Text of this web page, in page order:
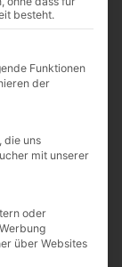
besteht.
für die eine
Funktionen
der
die uns
mit unserer
oder
über Websites